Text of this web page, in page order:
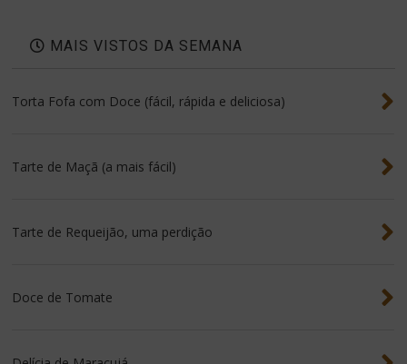
MAIS VISTOS DA SEMANA
Torta Fofa com Doce (fácil, rápida e deliciosa)
Tarte de Maçã (a mais fácil)
Tarte de Requeijão, uma perdição
Doce de Tomate